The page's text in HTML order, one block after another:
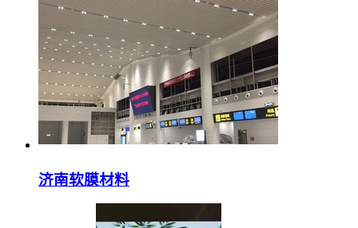
济南软膜材料